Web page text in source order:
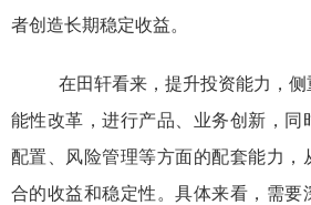
者创造长期稳定收益。
在田轩看来，提升投资能力，
能性改革，进行产品、业务创新，同
配置、风险管理等方面的配套能力，
合的收益和稳定性。具体来看，需要